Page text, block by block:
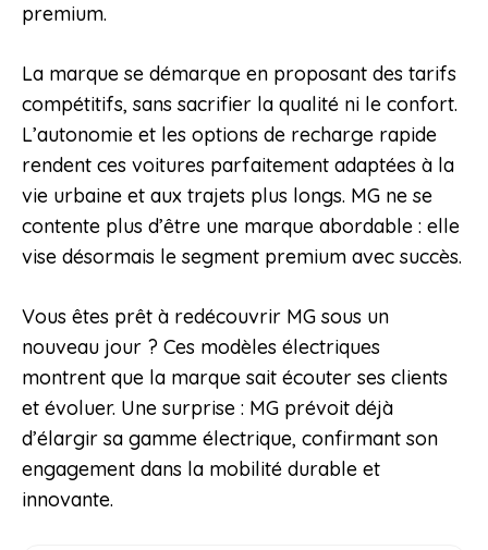
premium.
La marque se démarque en proposant des tarifs
compétitifs, sans sacrifier la qualité ni le confort.
L’autonomie et les options de recharge rapide
rendent ces voitures parfaitement adaptées à la
vie urbaine et aux trajets plus longs. MG ne se
contente plus d’être une marque abordable : elle
vise désormais le segment premium avec succès.
Vous êtes prêt à redécouvrir MG sous un
nouveau jour ? Ces modèles électriques
montrent que la marque sait écouter ses clients
et évoluer. Une surprise : MG prévoit déjà
d’élargir sa gamme électrique, confirmant son
engagement dans la mobilité durable et
innovante.